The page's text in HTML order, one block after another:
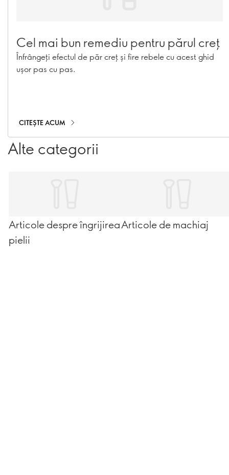
Cel mai bun remediu pentru părul creț
Înfrângeți efectul de păr creț și fire rebele cu acest ghid
ușor pas cu pas.
CITEȘTE ACUM
Alte categorii
Articole despre îngrijirea
pielii
Articole de machiaj